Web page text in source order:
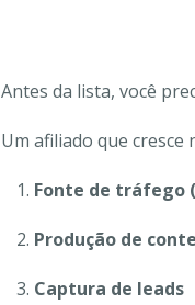
Antes da lista, você
Um afiliado que
Fonte de tráfego
Produção de
Captura de leads